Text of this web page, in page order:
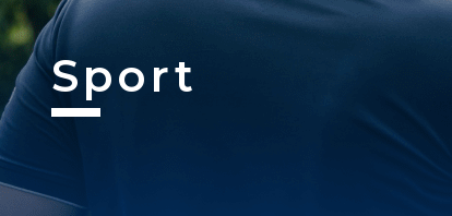
Sport